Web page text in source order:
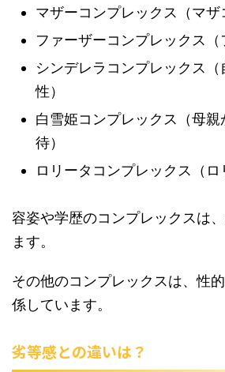
マザーコンプレックス（マザ
ファーザーコンプレックス（
シンデレラコンプレックス
性）
白雪姫コンプレックス（母
待）
ロリータコンプレックス（ロ
容姿や学歴のコンプレックスは
ます。
その他のコンプレックスは、性
係しています。
劣等感との違いは？